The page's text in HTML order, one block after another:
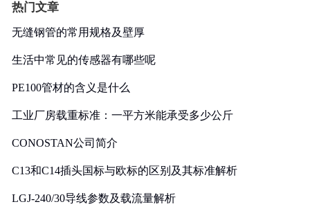
热门文章
无缝钢管的常用规格及壁厚
生活中常见的传感器有哪些呢
PE100管材的含义是什么
工业厂房载重标准：一平方米能承受多少公斤
CONOSTAN公司简介
C13和C14插头国标与欧标的区别及其标准解析
LGJ-240/30导线参数及载流量解析